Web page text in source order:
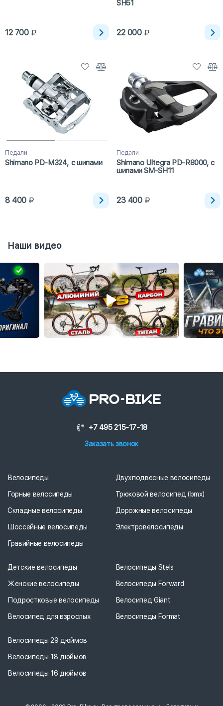
12 700
SH51
22 000
Педали
Shimano PD-M324, с шипами
8 400
Педали
Shimano Ultegra PD-R8000, с
шипами SM-SH11
23 400
Наши видео
+7 495 215-17-18
Заказать звонок
Велосипеды
Горные велосипеды
Складные велосипеды
Шоссейные велосипеды
Гравийные велосипеды
Двухподвесные велосипеды
Трюковой велосипед (bmx)
Дорожные велосипеды
Электровелосипеды
Детские велосипеды
Женские велосипеды
Подростковые велосипеды
Велосипед для взрослых
Велосипеды Stels
Велосипеды Forward
Велосипед Giant
Велосипеды Format
Велосипеды 29 дюймов
Велосипеды 18 дюймов
Велосипеды 16 дюймов